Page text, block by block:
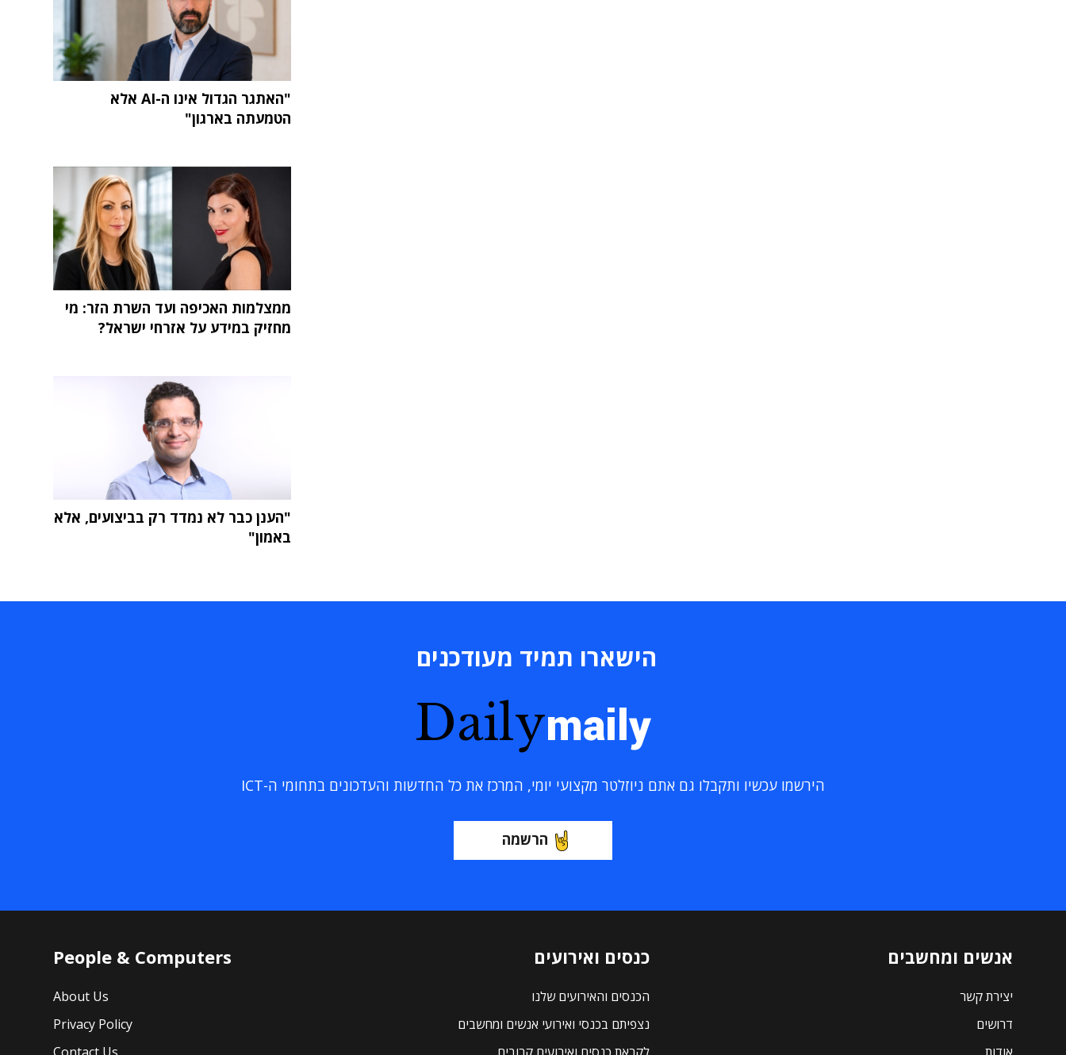
"האתגר הגדול אינו ה-AI אלא
הטמעתה בארגון"
ממצלמות האכיפה ועד השרת הזר: מי
מחזיק במידע על אזרחי ישראל?
"הענן כבר לא נמדד רק בביצועים, אלא
באמון"
הישארו תמיד מעודכנים
Dailymaily
הירשמו עכשיו ותקבלו גם אתם ניוזלטר מקצועי יומי, המרכז את כל החדשות והעדכונים בתחומי ה-ICT
הרשמה
אנשים ומחשבים
יצירת קשר
דרושים
כנסים ואירועים
הכנסים והאירועים שלנו
נצפיתם בכנסי ואירועי אנשים ומחשבים
People & Computers
About Us
Privacy Policy